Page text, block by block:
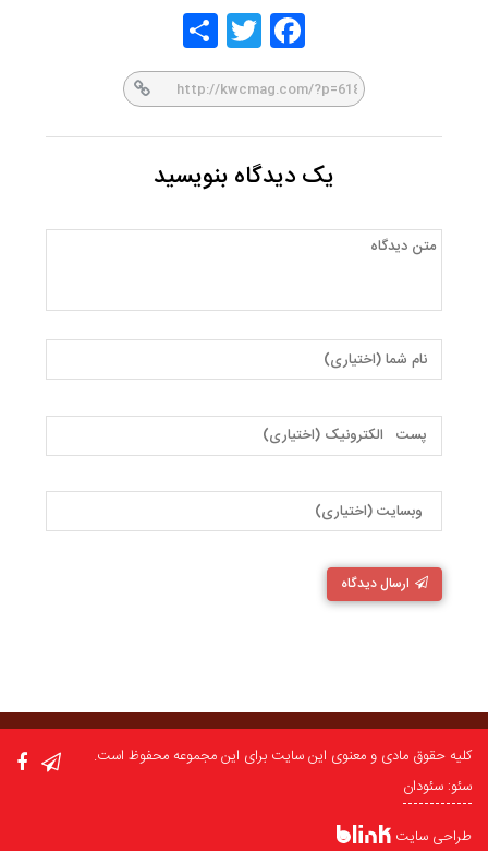
Face
book
Twitt
er
یک دیدگاه بنویسید
ارسال دیدگاه
کلیه حقوق مادی و معنوی این سایت برای این مجموعه محفوظ است.
سئو: سئودان
طراحی سایت